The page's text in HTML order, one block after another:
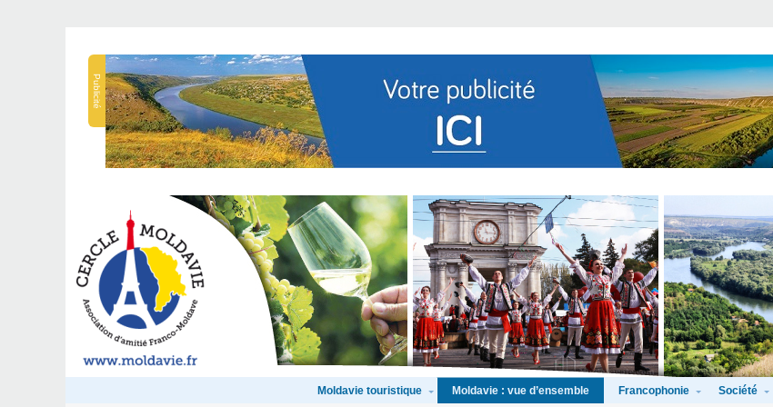
Publicité
Moldavie touristique Moldavie : vue d’ensemble Francophonie Société